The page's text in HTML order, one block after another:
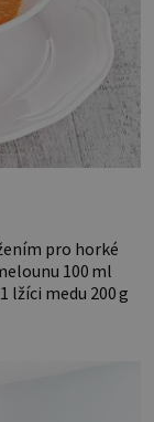
pro horké
lžíci medu 200 g